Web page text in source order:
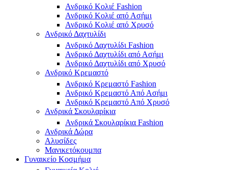
Ανδρικό Κολιέ Fashion
Ανδρικό Κολιέ από Ασήμι
Ανδρικό Κολιέ από Χρυσό
Ανδρικό Δαχτυλίδι
Ανδρικό Δαχτυλίδι Fashion
Ανδρικό Δαχτυλίδι από Ασήμι
Ανδρικό Δαχτυλίδι από Χρυσό
Ανδρικό Κρεμαστό
Ανδρικό Κρεμαστό Fashion
Ανδρικό Κρεμαστό Από Ασήμι
Ανδρικό Κρεμαστό Από Χρυσό
Ανδρικά Σκουλαρίκια
Ανδρικά Σκουλαρίκια Fashion
Ανδρικά Δώρα
Αλυσίδες
Μανικετόκουμπα
Γυναικείο Κοσμήμα